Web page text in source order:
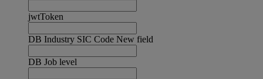
jwtToken
DB Industry SIC Code New field
DB Job level